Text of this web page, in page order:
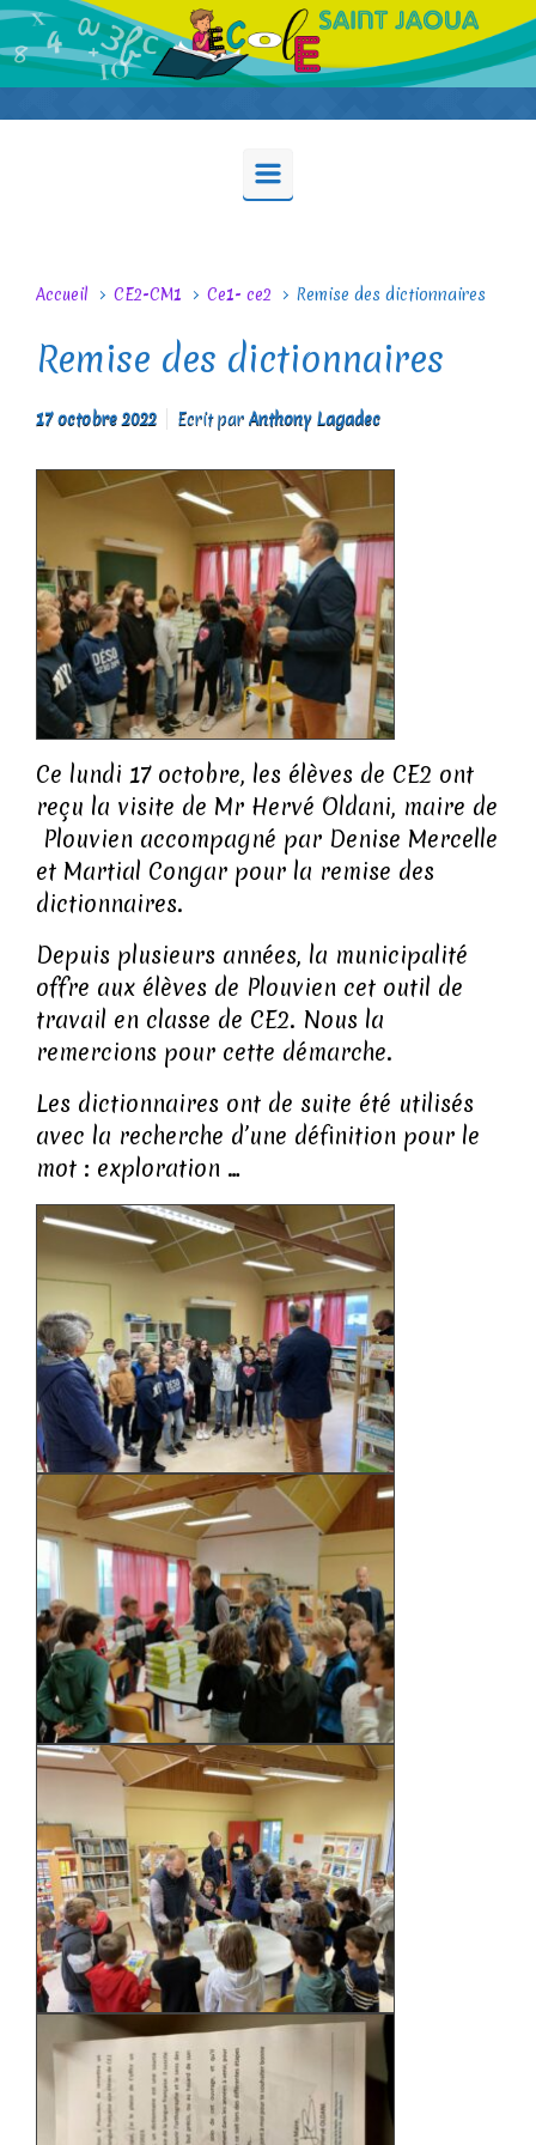
Skip to main content
Accueil CE2-CM1 Ce1- ce2 Remise des dictionnaires
Remise des dictionnaires
17 octobre 2022 Ecrit par Anthony Lagadec
Ce lundi 17 octobre, les élèves de CE2 ont
reçu la visite de Mr Hervé Oldani, maire de
Plouvien accompagné par Denise Mercelle
et Martial Congar pour la remise des
dictionnaires.
Depuis plusieurs années, la municipalité
offre aux élèves de Plouvien cet outil de
travail en classe de CE2. Nous la
remercions pour cette démarche.
Les dictionnaires ont de suite été utilisés
avec la recherche d’une définition pour le
mot : exploration …